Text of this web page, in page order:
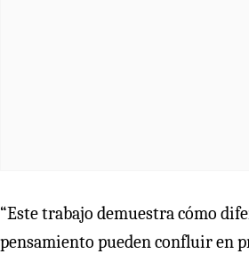
“Este trabajo demuestra cómo
pensamiento pueden confluir en